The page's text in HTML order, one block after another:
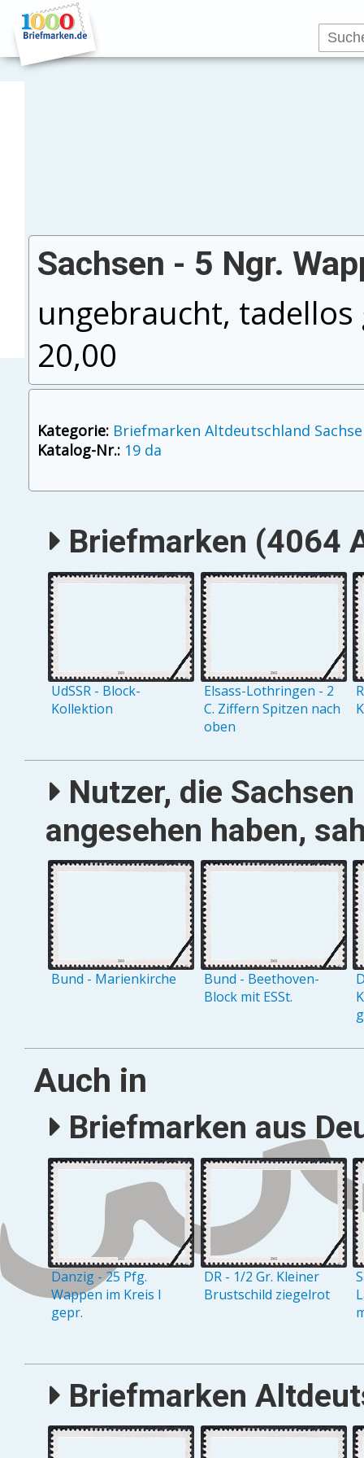
Sachsen - 5 Ngr.
ungebraucht,
20,00
Kategorie: Briefmarken Altdeutschland
Katalog-Nr.: 19 da
Briefmarken (4064
UdSSR - Block-
Kollektion
Elsass-Lothringen - 2
C. Ziffern Spitzen nach
oben
Nutzer, die
angesehen haben,
Bund - Marienkirche
Bund - Beethoven-
Block mit ESSt.
Auch in
Briefmarken aus
Danzig - 25 Pfg.
Wappen im Kreis I
gepr.
DR - 1/2 Gr. Kleiner
Brustschild ziegelrot
Briefmarken